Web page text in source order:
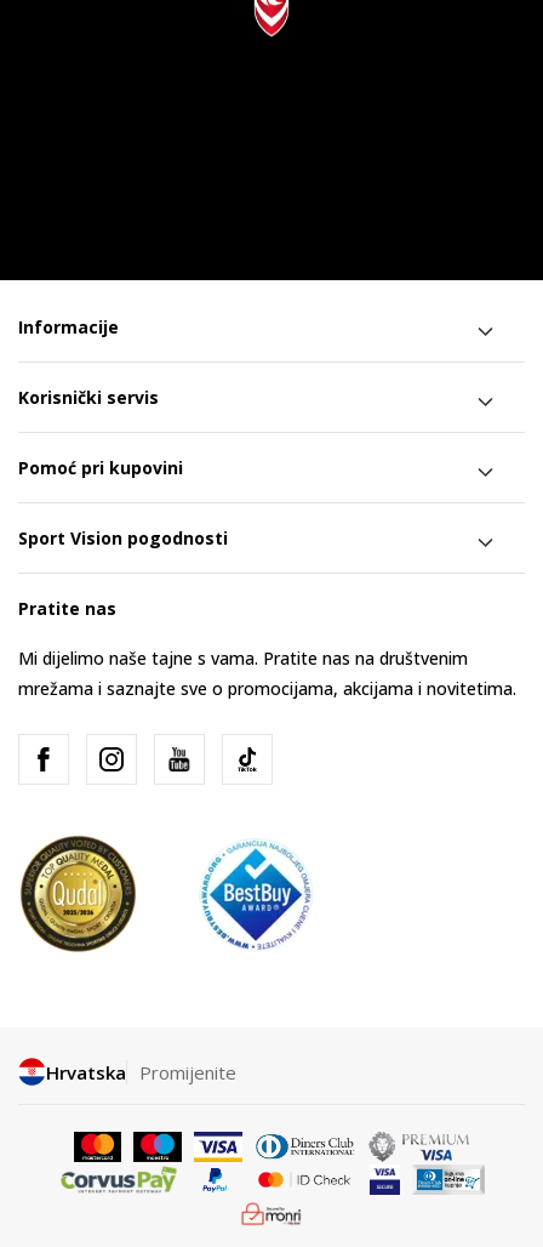
Informacije
Korisnički servis
Pomoć pri kupovini
Sport Vision pogodnosti
Pratite nas
Mi dijelimo naše tajne s vama. Pratite nas na društvenim
mrežama i saznajte sve o promocijama, akcijama i novitetima.
Hrvatska Promijenite